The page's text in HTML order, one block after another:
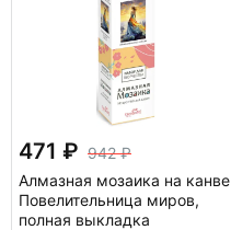
471
942
Алмазная мозаика на канве
Повелительница миров,
полная выкладка